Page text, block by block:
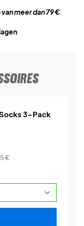
meer dan 79 €
3-Pack
€